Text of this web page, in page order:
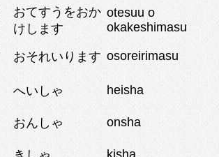
おてすうをおか
けします
otesuu o
okakeshimasu
おそれいります osoreirimasu
へいしゃ heisha
おんしゃ onsha
kisha